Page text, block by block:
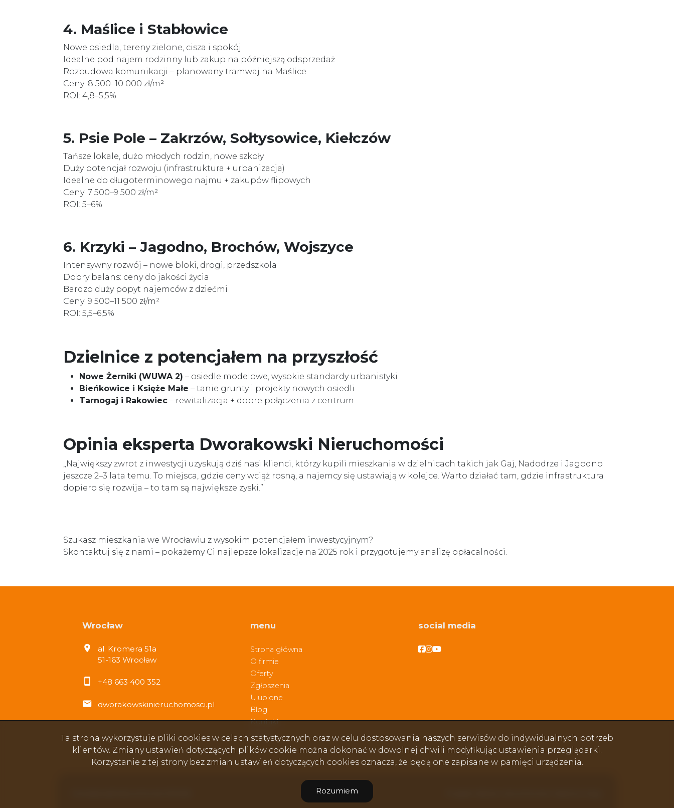
4. Maślice i Stabłowice
Nowe osiedla, tereny zielone, cisza i spokój
Idealne pod najem rodzinny lub zakup na późniejszą odsprzedaż
Rozbudowa komunikacji – planowany tramwaj na Maślice
Ceny: 8 500–10 000 zł/m²
ROI: 4,8–5,5%
5. Psie Pole – Zakrzów, Sołtysowice, Kiełczów
Tańsze lokale, dużo młodych rodzin, nowe szkoły
Duży potencjał rozwoju (infrastruktura + urbanizacja)
Idealne do długoterminowego najmu + zakupów flipowych
Ceny: 7 500–9 500 zł/m²
ROI: 5–6%
6. Krzyki – Jagodno, Brochów, Wojszyce
Intensywny rozwój – nowe bloki, drogi, przedszkola
Dobry balans: ceny do jakości życia
Bardzo duży popyt najemców z dziećmi
Ceny: 9 500–11 500 zł/m²
ROI: 5,5–6,5%
Dzielnice z potencjałem na przyszłość
Nowe Żerniki (WUWA 2) – osiedle modelowe, wysokie standardy urbanistyki
Bieńkowice i Księże Małe – tanie grunty i projekty nowych osiedli
Tarnogaj i Rakowiec – rewitalizacja + dobre połączenia z centrum
Opinia eksperta Dworakowski Nieruchomości
„Największy zwrot z inwestycji uzyskują dziś nasi klienci, którzy kupili mieszkania w dzielnicach takich jak Gaj, Nadodrze i Jagodno
jeszcze 2–3 lata temu. To miejsca, gdzie ceny wciąż rosną, a najemcy się ustawiają w kolejce. Warto działać tam, gdzie infrastruktura
dopiero się rozwija – to tam są największe zyski.”
Szukasz mieszkania we Wrocławiu z wysokim potencjałem inwestycyjnym?
Skontaktuj się z nami – pokażemy Ci najlepsze lokalizacje na 2025 rok i przygotujemy analizę opłacalności.
Wrocław
al. Kromera 51a
51-163 Wrocław
+48 663 400 352
dworakowskinieruchomosci.pl
menu
Strona główna
O firmie
Oferty
Zgłoszenia
Ulubione
Blog
Kontakt
Rodo
social media
Facebook
Facebook
Facebook
Ta strona wykorzystuje pliki cookies w celach statystycznych oraz w celu dostosowania naszych serwisów do indywidualnych potrzeb
klientów. Zmiany ustawień dotyczących plików cookie można dokonać w dowolnej chwili modyfikując ustawienia przeglądarki.
Korzystanie z tej strony bez zmian ustawień dotyczących cookies oznacza, że będą one zapisane w pamięci urządzenia.
Rozumiem